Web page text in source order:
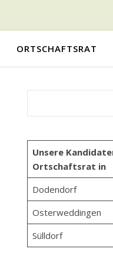
ORTSCHAFTSRAT
Unsere
Ortschaftsrat in
Dodendorf
Osterweddingen
Sülldorf